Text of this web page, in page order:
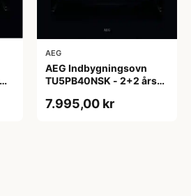
AEG
AEG Indbygningsovn
TU5PB40NSK - 2+2 års
7.995,00 kr